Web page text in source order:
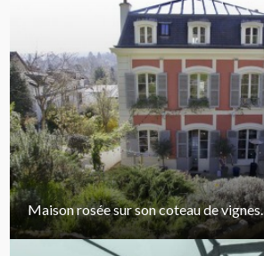
Maison rosée sur son coteau de vignes.